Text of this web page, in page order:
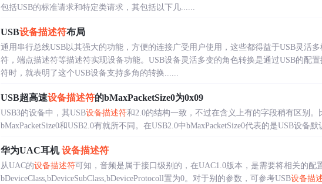
包括USB的标准请求和特定类请求，其包括以下几......
USB设备描述符布局
通用串行总线USB以其强大的功能，方便的连接广受用户使用，这些都得益于USB灵活
符，端点描述符等描述符实现设备功能。USB设备灵活多变的角色转换是通过USB的配
符时，就表明了这个USB设备支持多角的转换......
USB超高速设备描述符的bMaxPacketSize0为0x09
USB3的设备中，其USB设备描述符和2.0的结构一致，不过在含义上有的字段稍有区别。
bMaxPacketSize0和USB2.0有就所不同。在USB2.0中bMaxPacketSize0代表的是USB设备
华为UAC耳机设备描述符
从UAC的设备描述符可知，音频是属于接口级别的，在UAC1.0版本，是需要将相关的配
bDeviceClass,bDeviceSubClass,bDeviceProtocoll置为0。对于别的参数，可参考USB设备描